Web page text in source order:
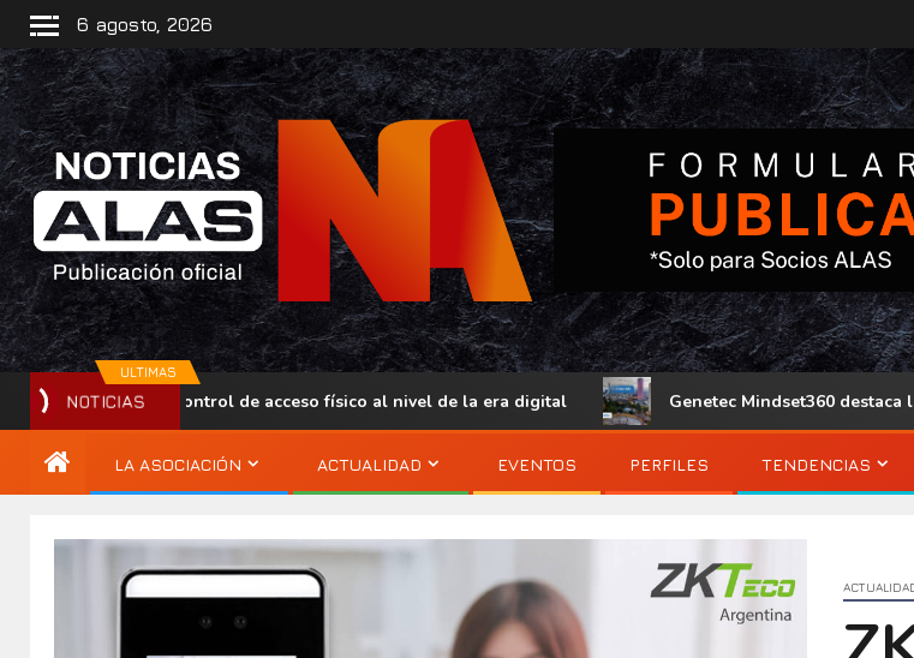
6 agosto, 2026
ULTIMAS
NOTICIAS
llevar el control de acceso físico al nivel de la era digital Genetec Mindset360 destaca la
LA ASOCIACIÓN ACTUALIDAD EVENTOS PERFILES TENDENCIAS